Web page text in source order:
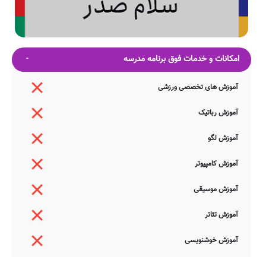
امکانات و خدمات فوق برنامه مدرسه
آموزش های تخصصی ورزشی
آموزش رباتیک
آموزش لگو
آموزش کامپیوتر
آموزش موسیقی
آموزش تئاتر
آموزش خوشنویسی